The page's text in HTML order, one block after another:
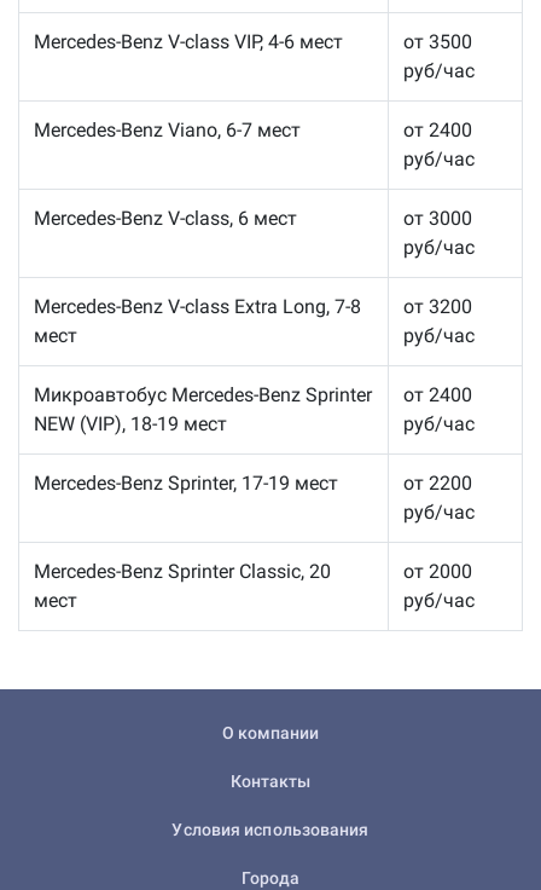
Mercedes-Benz V-class VIP, 4-6 мест
от 3500
руб/час
Mercedes-Benz Viano, 6-7 мест
от 2400
руб/час
Mercedes-Benz V-class, 6 мест
от 3000
руб/час
Mercedes-Benz V-class Extra Long, 7-8
мест
от 3200
руб/час
Микроавтобус Mercedes-Benz Sprinter
NEW (VIP), 18-19 мест
от 2400
руб/час
Mercedes-Benz Sprinter, 17-19 мест
от 2200
руб/час
Mercedes-Benz Sprinter Classic, 20
мест
от 2000
руб/час
О компании
Контакты
Условия использования
Города